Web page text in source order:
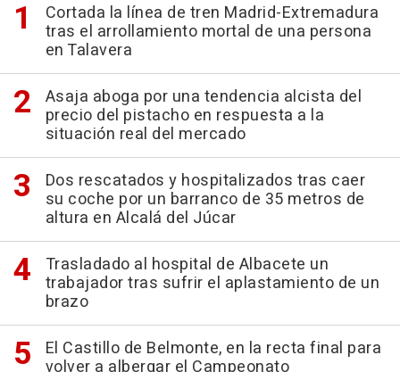
Cortada la línea de tren Madrid-Extremadura
tras el arrollamiento mortal de una persona
en Talavera
Asaja aboga por una tendencia alcista del
precio del pistacho en respuesta a la
situación real del mercado
Dos rescatados y hospitalizados tras caer
su coche por un barranco de 35 metros de
altura en Alcalá del Júcar
Trasladado al hospital de Albacete un
trabajador tras sufrir el aplastamiento de un
brazo
El Castillo de Belmonte, en la recta final para
volver a albergar el Campeonato